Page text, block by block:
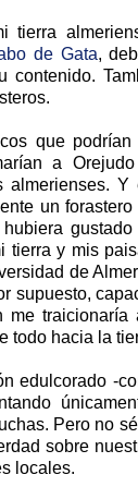
tierra
de Gata,
contenido.
que
a
almerienses.
un
tierra y mis
de
supuesto,
me traicionaría
todo hacia la
edulcorado -
Pero no
sobre
locales.